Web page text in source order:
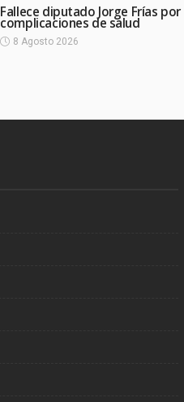
Fallece diputado Jorge Frías por
complicaciones de salud
8 Agosto 2026